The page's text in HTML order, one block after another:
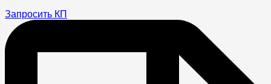
Mavic
Pro
Запросить КП